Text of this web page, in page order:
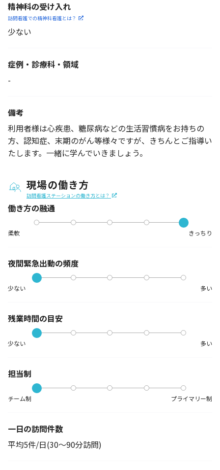
精神科の受け入れ
訪問看護での精神科看護とは？
少ない
症例・診療科・ 領域
-
備考
利用者様は心疾患、糖尿病などの生活習慣病をお持ちの
方、認知症、末期のがん等様々ですが、きちんとご指導い
たします。一緒に学んでいきましょう。
現場の働き方
訪問看護ステーションの働き方とは？
働き方の融通
柔軟 きっちり
夜間緊急出動の頻度
少ない 多い
残業時間の目安
少ない 多い
担当制
チーム制 プライマリー制
一日の訪問件数
平均5件/日(30～90分訪問)